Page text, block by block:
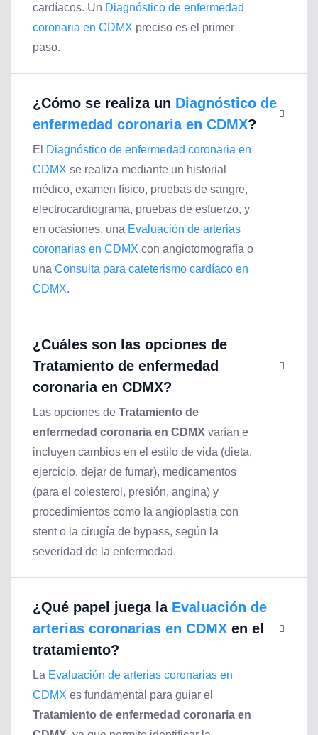
cardíacos. Un Diagnóstico de enfermedad
coronaria en CDMX preciso es el primer
paso.
¿Cómo se realiza un Diagnóstico de
enfermedad coronaria en CDMX?
El
Diagnóstico de enfermedad coronaria en
CDMX se realiza mediante un historial
médico, examen físico, pruebas de sangre,
electrocardiograma, pruebas de esfuerzo, y
en ocasiones, una Evaluación de arterias
coronarias en CDMX con angiotomografía o
una Consulta para cateterismo cardíaco en
CDMX.
¿Cuáles son las opciones de
Tratamiento de enfermedad
coronaria en CDMX?
Las opciones de Tratamiento de
enfermedad coronaria en CDMX varían e
incluyen cambios en el estilo de vida (dieta,
ejercicio, dejar de fumar), medicamentos
(para el colesterol, presión, angina) y
procedimientos como la angioplastia con
stent o la cirugía de bypass, según la
severidad de la enfermedad.
¿Qué papel juega la Evaluación de
arterias coronarias en CDMX en el
tratamiento?
La Evaluación de arterias coronarias en
CDMX es fundamental para guiar el
Tratamiento de enfermedad coronaria en